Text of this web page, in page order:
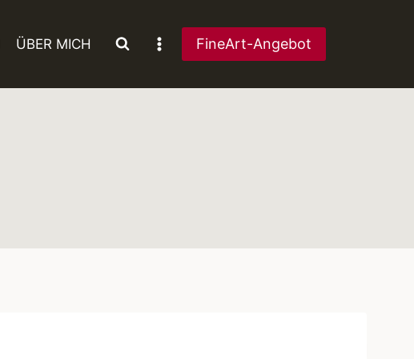
ÜBER MICH FineArt-Angebot